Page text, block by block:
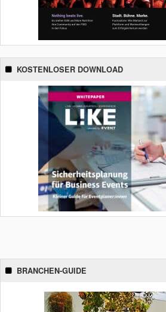
KOSTENLOSER DOWNLOAD
BRANCHEN-GUIDE